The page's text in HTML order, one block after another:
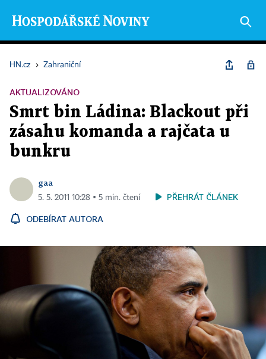
HN.cz › Zahraniční
AKTUALIZOVÁNO
Smrt bin Ládina: Blackout při
zásahu komanda a rajčata u
bunkru
gaa
5. 5. 2011 10:28 ▪ 5 min. čtení PŘEHRÁT ČLÁNEK
ODEBÍRAT AUTORA